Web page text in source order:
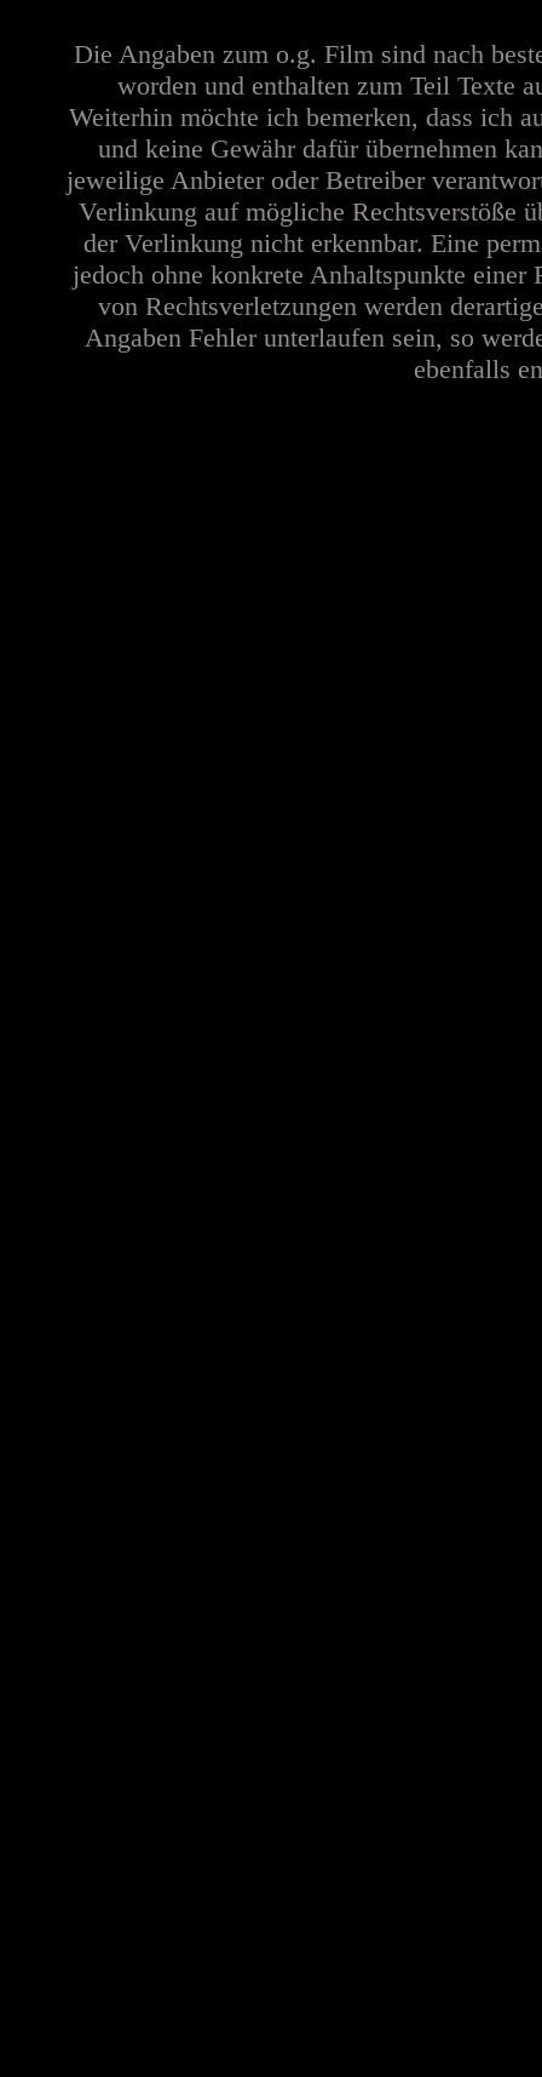
Die Angaben zum o.g. Film sind nach
worden und enthalten zum Teil Texte
Weiterhin möchte ich bemerken, dass ich
und keine Gewähr dafür übernehmen
jeweilige Anbieter oder Betreiber
Verlinkung auf mögliche Rechtsverstöße
der Verlinkung nicht erkennbar. Eine
jedoch ohne konkrete Anhaltspunkte
von Rechtsverletzungen werden
Angaben Fehler unterlaufen sein, so
ebenfalls